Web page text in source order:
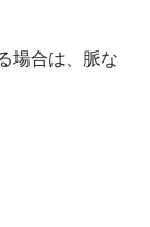
場合は、脈な